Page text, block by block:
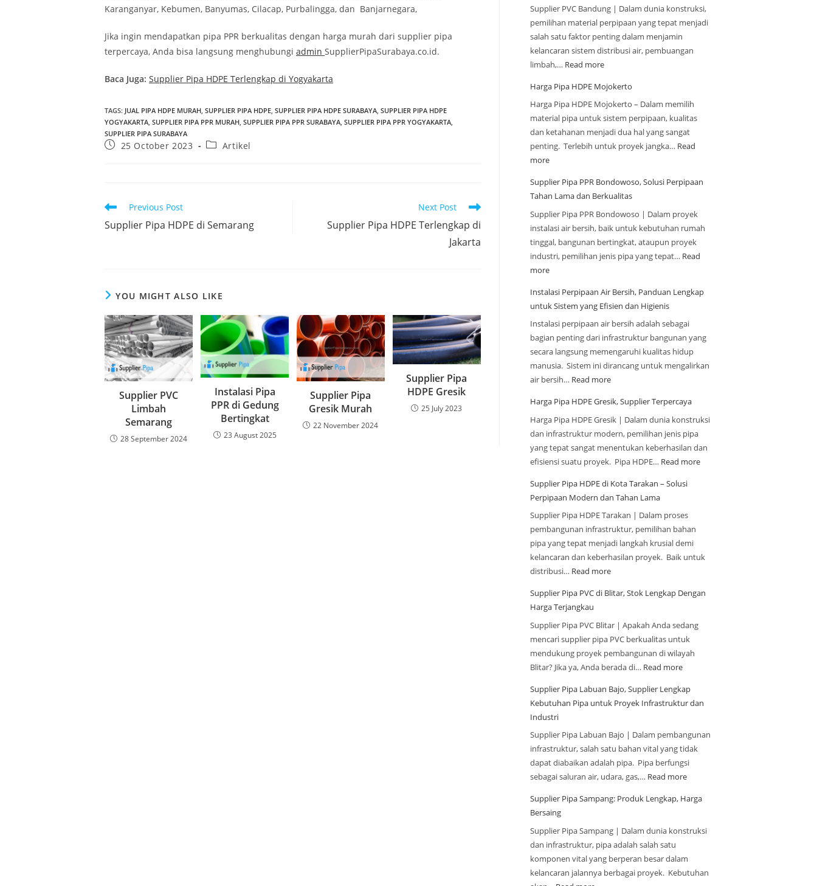
Karanganyar, Kebumen, Banyumas, Cilacap, Purbalingga, dan Banjarnegara,
Jika ingin mendapatkan pipa PPR berkualitas dengan harga murah dari supplier pipa
terpercaya, Anda bisa langsung menghubungi admin SupplierPipaSurabaya.co.id.
Baca Juga: Supplier Pipa HDPE Terlengkap di Yogyakarta
TAGS: JUAL PIPA HDPE MURAH SUPPLIER PIPA HDPE SUPPLIER PIPA HDPE SURABAYA SUPPLIER PIPA HDPE
YOGYAKARTA SUPPLIER PIPA PPR MURAH SUPPLIER PIPA PPR SURABAYA SUPPLIER PIPA PPR YOGYAKARTA
SUPPLIER PIPA SURABAYA
25 October 2023 Artikel
Previous Post
Supplier Pipa HDPE di Semarang
Next Post
Supplier Pipa HDPE Terlengkap di
Jakarta
YOU MIGHT ALSO LIKE
Supplier PVC
Limbah
Semarang
28 September 2024
Instalasi Pipa
PPR di Gedung
Bertingkat
23 August 2025
Supplier Pipa
Gresik Murah
22 November 2024
Supplier Pipa
HDPE Gresik
25 July 2023
Supplier PVC Bandung | Dalam dunia konstruksi,
pemilihan material perpipaan yang tepat menjadi
salah satu faktor penting dalam menjamin
kelancaran sistem distribusi air, pembuangan
limbah,… Read more
Harga Pipa HDPE Mojokerto
Harga Pipa HDPE Mojokerto – Dalam memilih
material pipa untuk sistem perpipaan, kualitas
dan ketahanan menjadi dua hal yang sangat
penting. Terlebih untuk proyek jangka… Read
more
Supplier Pipa PPR Bondowoso, Solusi Perpipaan
Tahan Lama dan Berkualitas
Supplier Pipa PPR Bondowoso | Dalam proyek
instalasi air bersih, baik untuk kebutuhan rumah
tinggal, bangunan bertingkat, ataupun proyek
industri, pemilihan jenis pipa yang tepat… Read
more
Instalasi Perpipaan Air Bersih, Panduan Lengkap
untuk Sistem yang Efisien dan Higienis
Instalasi perpipaan air bersih adalah sebagai
bagian penting dari infrastruktur bangunan yang
secara langsung memengaruhi kualitas hidup
manusia. Sistem ini dirancang untuk mengalirkan
air bersih… Read more
Harga Pipa HDPE Gresik, Supplier Terpercaya
Harga Pipa HDPE Gresik | Dalam dunia konstruksi
dan infrastruktur modern, pemilihan jenis pipa
yang tepat sangat menentukan keberhasilan dan
efisiensi suatu proyek. Pipa HDPE… Read more
Supplier Pipa HDPE di Kota Tarakan – Solusi
Perpipaan Modern dan Tahan Lama
Supplier Pipa HDPE Tarakan | Dalam proses
pembangunan infrastruktur, pemilihan bahan
pipa yang tepat menjadi langkah krusial demi
kelancaran dan keberhasilan proyek. Baik untuk
distribusi… Read more
Supplier Pipa PVC di Blitar, Stok Lengkap Dengan
Harga Terjangkau
Supplier Pipa PVC Blitar | Apakah Anda sedang
mencari supplier pipa PVC berkualitas untuk
mendukung proyek pembangunan di wilayah
Blitar? Jika ya, Anda berada di… Read more
Supplier Pipa Labuan Bajo, Supplier Lengkap
Kebutuhan Pipa untuk Proyek Infrastruktur dan
Industri
Supplier Pipa Labuan Bajo | Dalam pembangunan
infrastruktur, salah satu bahan vital yang tidak
dapat diabaikan adalah pipa. Pipa berfungsi
sebagai saluran air, udara, gas,… Read more
Supplier Pipa Sampang: Produk Lengkap, Harga
Bersaing
Supplier Pipa Sampang | Dalam dunia konstruksi
dan infrastruktur, pipa adalah salah satu
komponen vital yang berperan besar dalam
kelancaran jalannya berbagai proyek. Kebutuhan